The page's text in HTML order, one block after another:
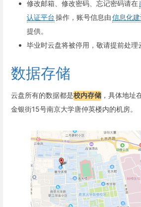
修改邮箱、修改密码、忘记密码请在
认证平台操作，账号信息由信息化
提供。
毕业时云盘将被停用，敬请提前处理
数据存储
云盘所有的数据都是校内存储 ，具体地址
金银街15号南京大学唐仲英楼内的机房。